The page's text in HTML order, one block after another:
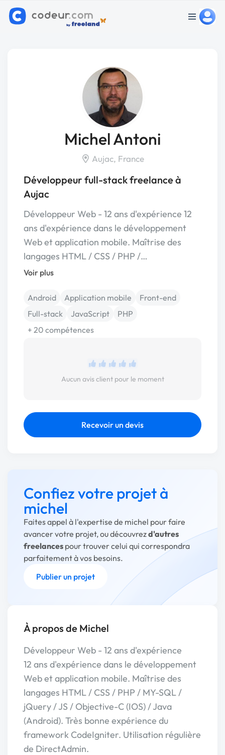
Michel Antoni
Aujac, France
Développeur full-stack freelance à
Aujac
Développeur Web - 12 ans d'expérience 12
ans d'expérience dans le développement
Web et application mobile. Maîtrise des
langages HTML / CSS / PHP /…
Voir plus
Android Application mobile
Front-end
Full-stack
JavaScript
PHP
+ 20 compétences
Aucun avis client pour le moment
Recevoir un devis
Confiez votre projet à
michel
Faites appel à l'expertise de michel pour faire
avancer votre projet, ou découvrezd'autres
freelances pour trouver celui qui correspondra
parfaitement à vos besoins.
Publier un projet
À propos de Michel
Développeur Web - 12 ans d'expérience
12 ans d'expérience dans le développement
Web et application mobile. Maîtrise des
langages HTML / CSS / PHP / MY-SQL /
jQuery / JS / Objective-C (IOS) / Java
(Android). Très bonne expérience du
framework CodeIgniter. Utilisation régulière
de DirectAdmin.